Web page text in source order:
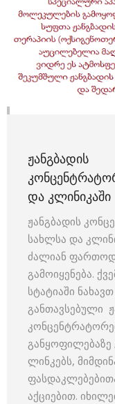
ᲟᲐᲜᲒᲑᲐᲓᲘᲡ
ᲓᲐ ᲙᲚᲘᲜᲘᲙᲐᲨᲘ
ჟანგბადის
სახლსა და
ძალიან
გამოიყენება.
სტატიაში
განთავსებული
განყოფილებაზე
ლინკებს,
აქციებით.